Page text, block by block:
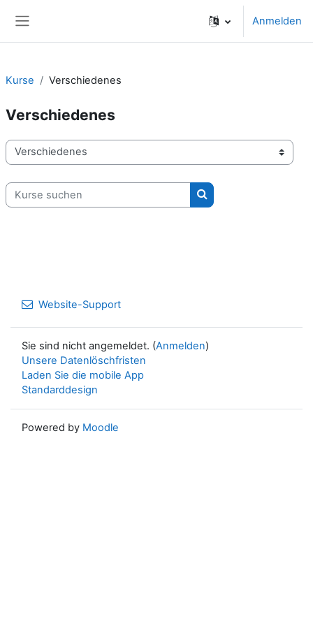
Anmelden
Kurse Verschiedenes
Verschiedenes
Kursbereiche
Kurse suchen
Kurse suchen
Website-Support
Sie sind nicht angemeldet. (Anmelden)
Unsere Datenlöschfristen
Laden Sie die mobile App
Standarddesign
Powered by Moodle